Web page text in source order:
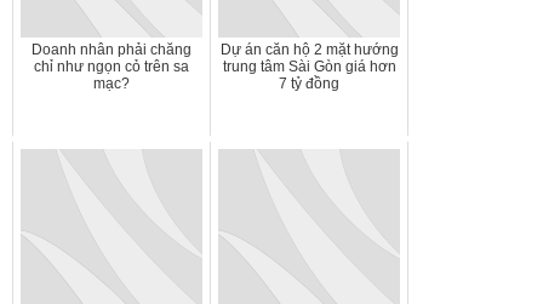
Doanh nhân phải chăng
chỉ như ngọn cỏ trên sa
mạc?
Dự án căn hộ 2 mặt hướng
trung tâm Sài Gòn giá hơn
7 tỷ đồng